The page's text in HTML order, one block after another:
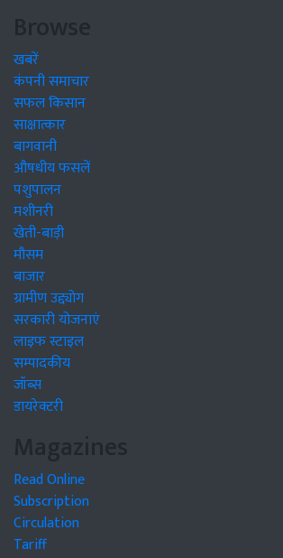
Browse
खबरें
कंपनी समाचार
सफल किसान
साक्षात्कार
बागवानी
औषधीय फसलें
पशुपालन
मशीनरी
खेती-बाड़ी
मौसम
बाजार
ग्रामीण उद्द्योग
सरकारी योजनाएं
लाइफ स्टाइल
सम्पादकीय
जॉब्स
डायरेक्टरी
Magazines
Read Online
Subscription
Circulation
Tariff